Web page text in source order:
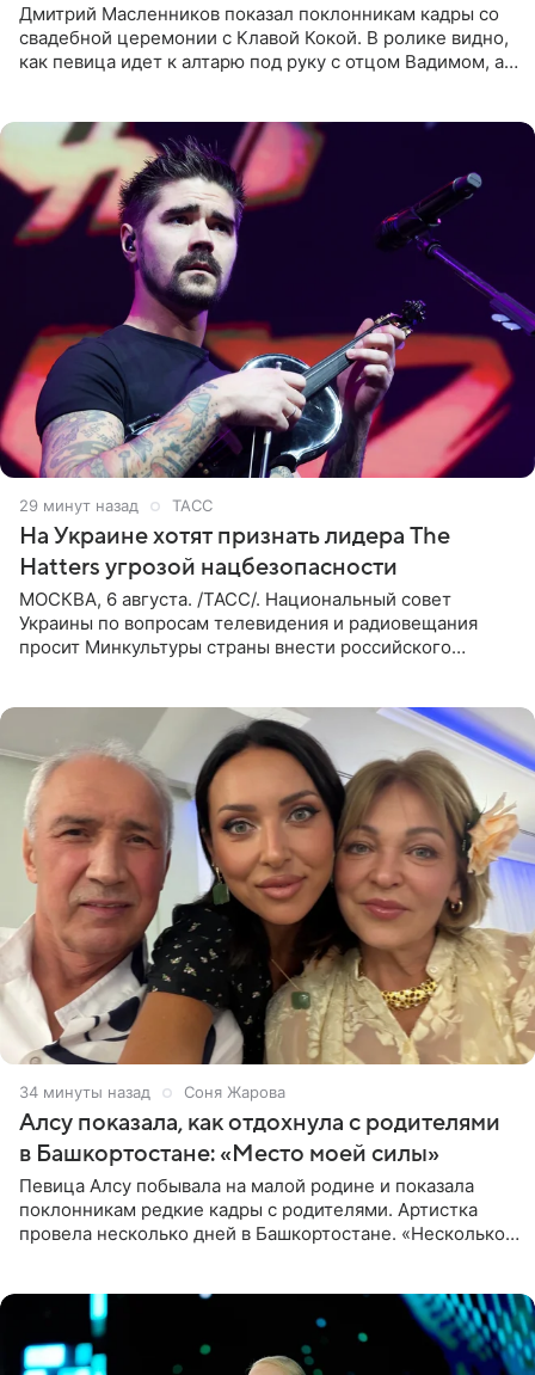
Дмитрий Масленников показал поклонникам кадры со
свадебной церемонии с Клавой Кокой. В ролике видно,
как певица идет к алтарю под руку с отцом Вадимом, а у
29 минут назад ТАСС
На Украине хотят признать лидера The
Hatters угрозой нацбезопасности
МОСКВА, 6 августа. /ТАСС/. Национальный совет
Украины по вопросам телевидения и радиовещания
просит Минкультуры страны внести российского
34 минуты назад Соня Жарова
Алсу показала, как отдохнула с родителями
в Башкортостане: «Место моей силы»
Певица Алсу побывала на малой родине и показала
поклонникам редкие кадры с родителями. Артистка
провела несколько дней в Башкортостане. «Несколько